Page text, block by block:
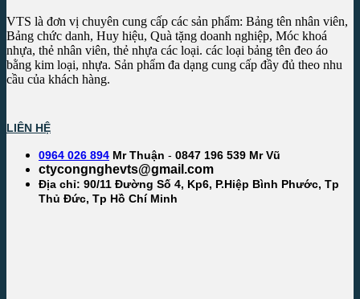
VTS là đơn vị chuyên cung cấp các sản phẩm: Bảng tên nhân viên,
Bảng chức danh, Huy hiệu, Quà tặng doanh nghiệp, Móc khoá
nhựa, thẻ nhân viên, thẻ nhựa các loại. các loại bảng tên đeo áo
bằng kim loại, nhựa. Sản phẩm đa dạng cung cấp đầy đủ theo nhu
cầu của khách hàng.
LIÊN HỆ
0964 026 894 Mr Thuận - 0847 196 539 Mr Vũ
ctycongnghevts@gmail.com
Địa chỉ: 90/11 Đường Số 4, Kp6, P.Hiệp Bình Phước, Tp
Thủ Đức, Tp Hồ Chí Minh